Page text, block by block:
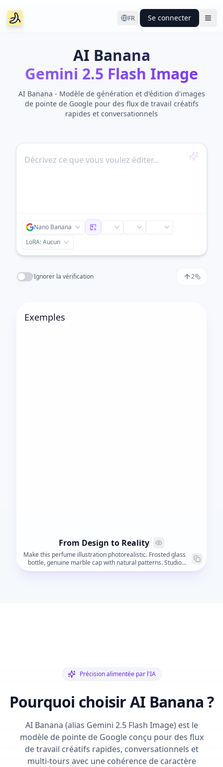
FR Se connecter
AI Banana
Gemini 2.5 Flash Image
AI Banana - Modèle de génération et d'édition d'images
de pointe de Google pour des flux de travail créatifs
rapides et conversationnels
Nano Banana
LoRA:Aucun
Ignorer la vérification 2
Exemples
From Design to Reality
Make this perfume illustration photorealistic. Frosted glass
bottle, genuine marble cap with natural patterns. Studio
lighting, luxury presentation.
Précision alimentée par l'IA
Pourquoi choisir AI Banana ?
AI Banana (alias Gemini 2.5 Flash Image) est le
modèle de pointe de Google conçu pour des flux
de travail créatifs rapides, conversationnels et
multi-tours avec une cohérence de caractère